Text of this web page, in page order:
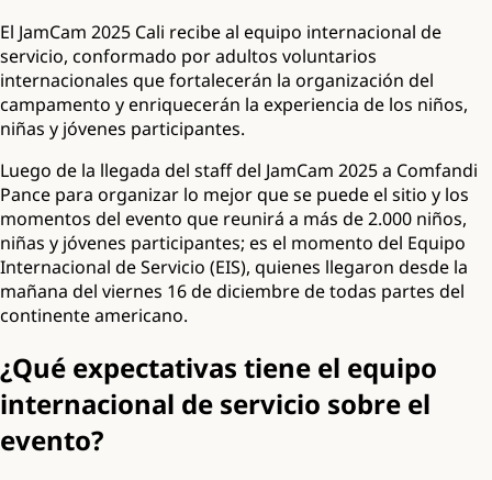
El JamCam 2025 Cali recibe al equipo internacional de
servicio, conformado por adultos voluntarios
internacionales que fortalecerán la organización del
campamento y enriquecerán la experiencia de los niños,
niñas y jóvenes participantes.
Luego de la llegada del staff del JamCam 2025 a Comfandi
Pance para organizar lo mejor que se puede el sitio y los
momentos del evento que reunirá a más de 2.000 niños,
niñas y jóvenes participantes; es el momento del Equipo
Internacional de Servicio (EIS), quienes llegaron desde la
mañana del viernes 16 de diciembre de todas partes del
continente americano.
¿Qué expectativas tiene el equipo
internacional de servicio sobre el
evento?